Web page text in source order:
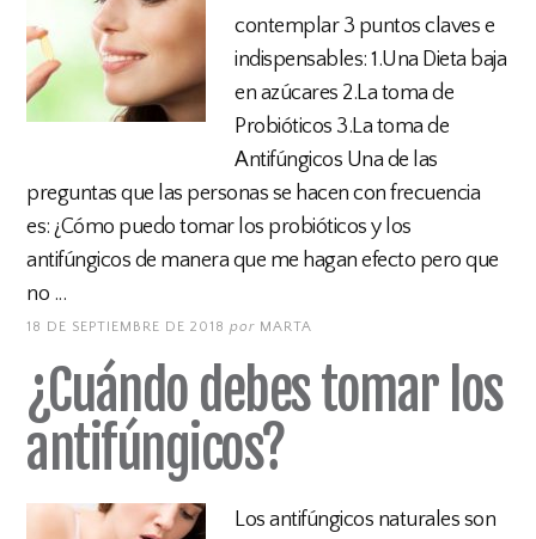
contemplar 3 puntos claves e
indispensables: 1.Una Dieta baja
en azúcares 2.La toma de
Probióticos 3.La toma de
Antifúngicos Una de las
preguntas que las personas se hacen con frecuencia
es: ¿Cómo puedo tomar los probióticos y los
antifúngicos de manera que me hagan efecto pero que
no ...
18 DE SEPTIEMBRE DE 2018 por MARTA
¿Cuándo debes tomar los
antifúngicos?
Los antifúngicos naturales son